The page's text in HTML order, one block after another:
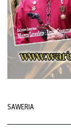
SAWERIA